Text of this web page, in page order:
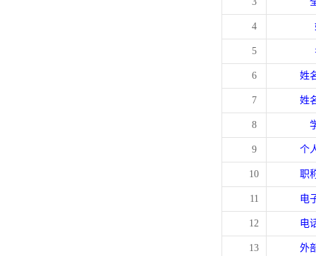
4
5
6 姓
7 姓
8
9 个
10 职
11 电
12 电
13 外